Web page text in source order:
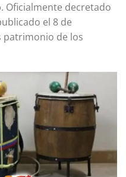
. Oficialmente decretado
el 8 de
patrimonio de los